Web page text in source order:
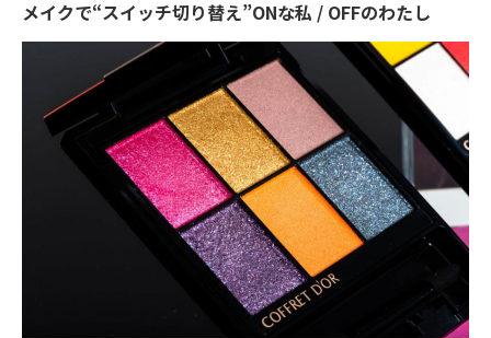
メイクで“スイッチ切り替え”ONな私 / OFFのわたし